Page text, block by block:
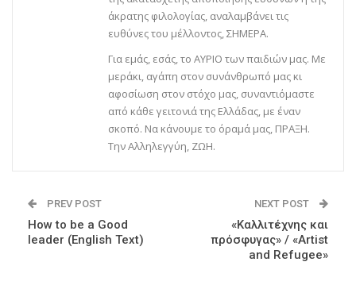
άκρατης φιλολογίας, αναλαμβάνει τις
ευθύνες του μέλλοντος, ΣΗΜΕΡΑ.
Για εμάς, εσάς, το ΑΥΡΙΟ των παιδιών μας. Με
μεράκι, αγάπη στον συνάνθρωπό μας κι
αφοσίωση στον στόχο μας, συναντιόμαστε
από κάθε γειτονιά της Ελλάδας, με έναν
σκοπό. Να κάνουμε το όραμά μας, ΠΡΑΞΗ.
Την Αλληλεγγύη, ΖΩΗ.
PREV POST
How to be a Good
leader (English Text)
NEXT POST
«Καλλιτέχνης και
πρόσφυγας» / «Artist
and Refugee»